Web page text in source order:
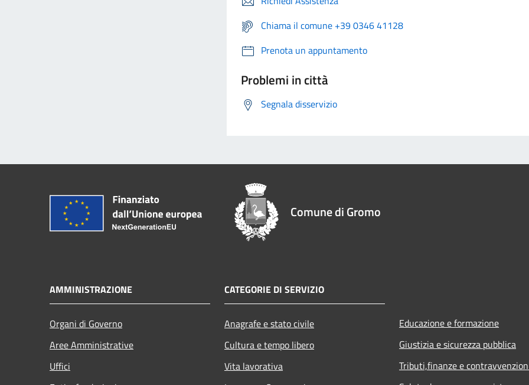
Chiama il comune +39 0346 41128
Prenota un appuntamento
Problemi in città
Segnala disservizio
Comune di Gromo
AMMINISTRAZIONE
Organi di Governo
Aree Amministrative
Uffici
CATEGORIE DI SERVIZIO
Anagrafe e stato civile
Cultura e tempo libero
Vita lavorativa
Educazione e formazione
Giustizia e sicurezza pubblica
Tributi,finanze e